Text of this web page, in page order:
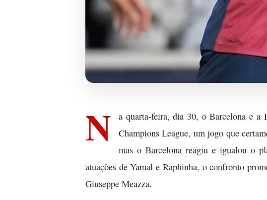
N
a quarta-feira, dia 30, o Barcelona e
Champions League, um jogo que
mas o Barcelona reagiu e igualou o
atuações de Yamal e Raphinha, o confronto
Giuseppe Meazza.